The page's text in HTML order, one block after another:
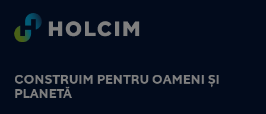
Footer
CONSTRUIM PENTRU OAMENI ȘI
PLANETĂ